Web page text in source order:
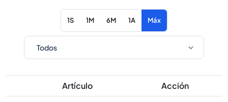
1S 1M 6M 1A Máx
Artículo Acción